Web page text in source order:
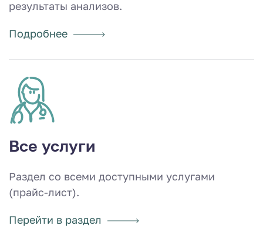
результаты анализов.
Подробнее
Все услуги
Раздел со всеми доступными услугами
(прайс-лист).
Перейти в раздел